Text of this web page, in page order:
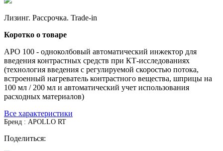
Лизинг. Рассрочка. Trade-in
Коротко о товаре
APO 100 - одноколбовый автоматический инжектор для
введения контрастных средств при КТ-исследованиях
(технология введения с регулируемой скоростью потока,
встроенный нагреватель контрастного вещества, шприцы на
100 мл / 200 мл и автоматический учет использования
расходных материалов)
Все характеристики
Бренд : APOLLO RT
Поделиться: